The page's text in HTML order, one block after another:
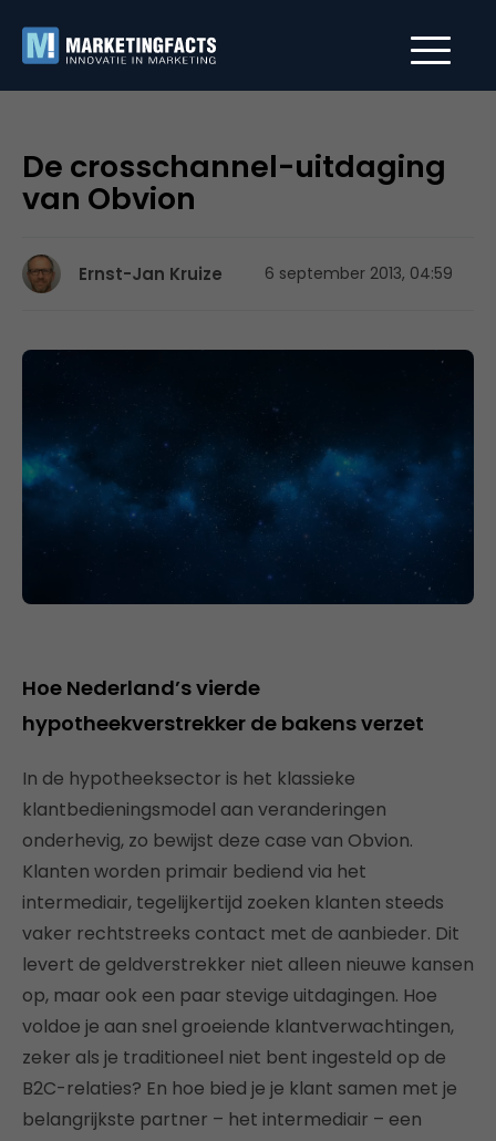
De crosschannel-uitdaging
van Obvion
Ernst-Jan Kruize 6 september 2013, 04:59
Hoe Nederland’s vierde
hypotheekverstrekker de bakens verzet
In de hypotheeksector is het klassieke
klantbedieningsmodel aan veranderingen
onderhevig, zo bewijst deze case van Obvion.
Klanten worden primair bediend via het
intermediair, tegelijkertijd zoeken klanten steeds
vaker rechtstreeks contact met de aanbieder. Dit
levert de geldverstrekker niet alleen nieuwe kansen
op, maar ook een paar stevige uitdagingen. Hoe
voldoe je aan snel groeiende klantverwachtingen,
zeker als je traditioneel niet bent ingesteld op de
B2C-relaties? En hoe bied je je klant samen met je
belangrijkste partner – het intermediair – een